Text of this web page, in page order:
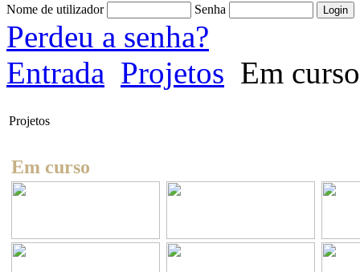
Nome de utilizador Senha
Perdeu a senha?
Entrada Projetos Em curso
Projetos
Em curso